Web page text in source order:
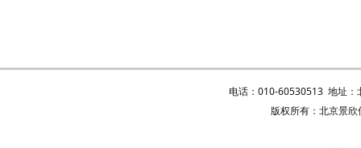
电话：010-60530513 地址：
版权所有：北京景